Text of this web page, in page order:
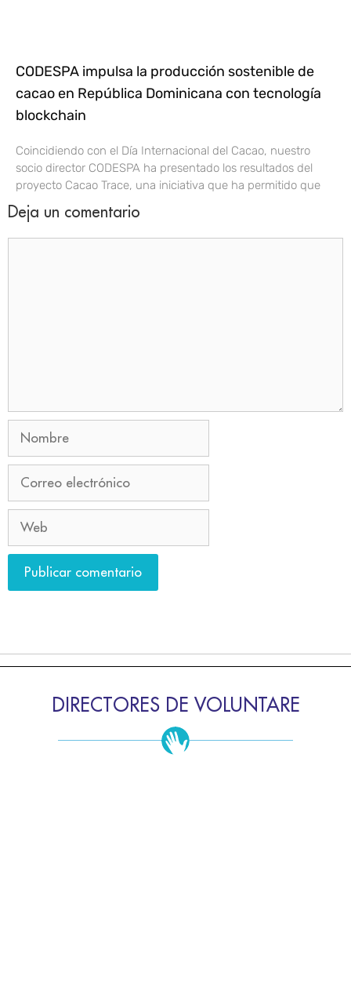
CODESPA impulsa la producción sostenible de
cacao en República Dominicana con tecnología
blockchain
Coincidiendo con el Día Internacional del Cacao, nuestro
socio director CODESPA ha presentado los resultados del
proyecto Cacao Trace, una iniciativa que ha permitido que
Deja un comentario
DIRECTORES DE VOLUNTARE